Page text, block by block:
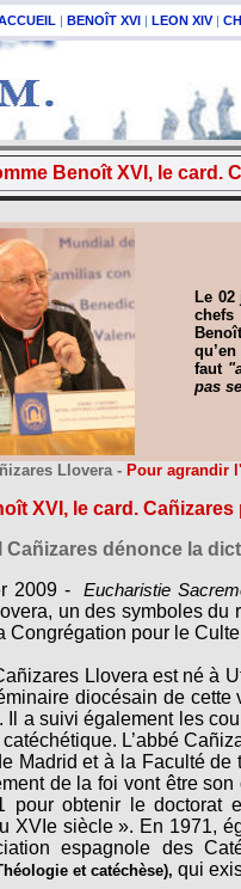
| BENOÎT XVI | LEON XIV|
Benoît XVI, le card.
Le 02
chefs
faut
pas
Llovera - Pour agrandir
XVI, le card.
Cañizares dénonce la
2009 -
Eucharistie
un des symboles du
Congrégation pour le
Llovera est né à
diocésain de
Il a suivi également les
L’abbé
Madrid et à la Faculté de
de la foi vont être
pour obtenir le doctorat
XVIe siècle ». En 1971,
espagnole des
et catéchèse), qui